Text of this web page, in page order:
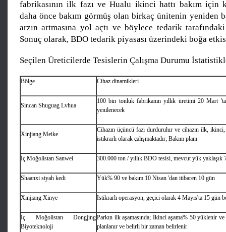
fabrikasının ilk fazı ve Hualu ikinci hattı bakım için
daha önce bakım görmüş olan birkaç ünitenin yeniden
arzın artmasına yol açtı ve böylece tedarik
Sonuç olarak, BDO tedarik piyasası üzerindeki boğa
Seçilen Üreticilerde Tesislerin Çalışma Durumu
Bölge Cihaz dinamikleri
Sincan Shuguag Lvhua
100 bin tonluk fabrikanın yıllık üretimi 20 Mart
yenilenecek
Xinjiang Meike
Cihazın üçüncü fazı durdurulur ve cihazın ilk,
istikrarlı olarak çalışmaktadır; Bakım planı
İç Moğolistan Sanwei 300.000 ton / yıllık BDO tesisi, mevcut yük yaklaşık
Shaanxi siyah kedi Yük% 90 ve bakım 10 Nisan 'dan itibaren 10 gün
Xinjiang Xinye Istikrarlı operasyon, geçici olarak 4 Mayıs'ta 15 gün
İç Moğolistan Dongjing
Biyoteknoloji
Parkın ilk aşamasında; İkinci aşama% 50 yüklenir
planlanır ve belirli bir zaman belirlenir